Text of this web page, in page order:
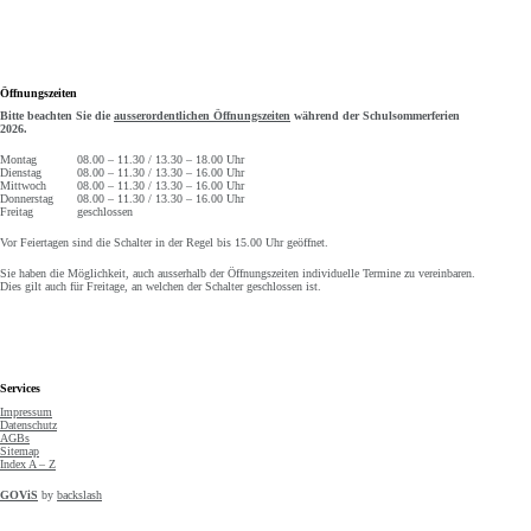
Öffnungszeiten
Bitte beachten Sie die ausserordentlichen Öffnungszeiten während der Schulsommerferien
2026.
Montag
08.00 – 11.30 / 13.30 – 18.00 Uhr
Dienstag
08.00 – 11.30 / 13.30 – 16.00 Uhr
Mittwoch
08.00 – 11.30 / 13.30 – 16.00 Uhr
Donnerstag
08.00 – 11.30 / 13.30 – 16.00 Uhr
Freitag
geschlossen
Vor Feiertagen sind die Schalter in der Regel bis 15.00 Uhr geöffnet.
Sie haben die Möglichkeit, auch ausserhalb der Öffnungszeiten individuelle Termine zu vereinbaren.
Dies gilt auch für Freitage, an welchen der Schalter geschlossen ist.
Services
Impressum
Datenschutz
AGBs
Sitemap
Index A – Z
GOViS by backslash